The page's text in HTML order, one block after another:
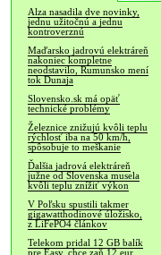
Alza nasadila dve novinky,
jednu užitočnú a jednu
kontroverznú
Maďarsko jadrovú elektráreň
nakoniec kompletne
neodstavilo, Rumunsko mení
tok Dunaja
Slovensko.sk má opäť
technické problémy
Železnice znižujú kvôli teplu
rýchlosť iba na 50 km/h,
spôsobuje to meškanie
Ďalšia jadrová elektráreň
južne od Slovenska musela
kvôli teplu znížiť výkon
V Poľsku spustili takmer
gigawatthodinové úložisko,
z LiFePO4 článkov
Telekom pridal 12 GB balík
pre Easy, chce zaň 12 eur